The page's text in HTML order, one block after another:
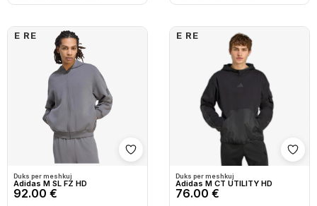
Shto në wishlist
E RE
Duks per meshkuj
Adidas M SL FZ HD
92.00 €
E RE
Duks per meshkuj
Adidas M CT UTILITY HD
76.00 €